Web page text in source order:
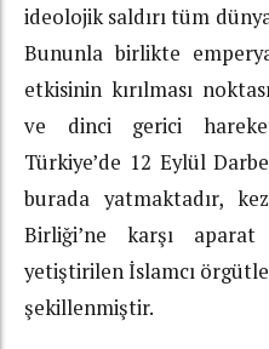
ideolojik saldırı tüm
Bununla birlikte
etkisinin kırılması
ve dinci gerici
Türkiye’de 12 Eylül
burada yatmaktadır,
Birliği’ne karşı
yetiştirilen İslamcı
şekillenmiştir.